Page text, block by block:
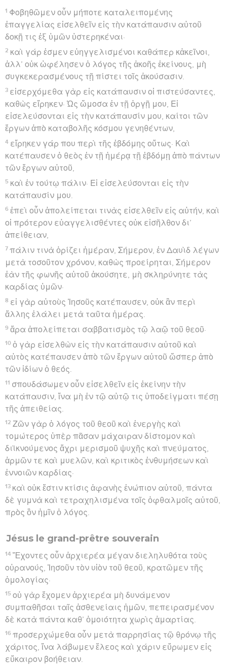
1 Φοβηθῶμεν οὖν μήποτε καταλειπομένης
ἐπαγγελίας εἰσελθεῖν εἰς τὴν κατάπαυσιν αὐτοῦ
δοκῇ τις ἐξ ὑμῶν ὑστερηκέναι·
2 καὶ γάρ ἐσμεν εὐηγγελισμένοι καθάπερ κἀκεῖνοι,
ἀλλ’ οὐκ ὠφέλησεν ὁ λόγος τῆς ἀκοῆς ἐκείνους, μὴ
συγκεκερασμένους τῇ πίστει τοῖς ἀκούσασιν.
3 εἰσερχόμεθα γὰρ εἰς κατάπαυσιν οἱ πιστεύσαντες,
καθὼς εἴρηκεν· Ὡς ὤμοσα ἐν τῇ ὀργῇ μου, Εἰ
εἰσελεύσονται εἰς τὴν κατάπαυσίν μου, καίτοι τῶν
ἔργων ἀπὸ καταβολῆς κόσμου γενηθέντων,
4 εἴρηκεν γάρ που περὶ τῆς ἑβδόμης οὕτως· Καὶ
κατέπαυσεν ὁ θεὸς ἐν τῇ ἡμέρᾳ τῇ ἑβδόμῃ ἀπὸ πάντων
τῶν ἔργων αὐτοῦ,
5 καὶ ἐν τούτῳ πάλιν· Εἰ εἰσελεύσονται εἰς τὴν
κατάπαυσίν μου.
6 ἐπεὶ οὖν ἀπολείπεται τινὰς εἰσελθεῖν εἰς αὐτήν, καὶ
οἱ πρότερον εὐαγγελισθέντες οὐκ εἰσῆλθον δι’
ἀπείθειαν,
7 πάλιν τινὰ ὁρίζει ἡμέραν, Σήμερον, ἐν Δαυὶδ λέγων
μετὰ τοσοῦτον χρόνον, καθὼς προείρηται, Σήμερον
ἐὰν τῆς φωνῆς αὐτοῦ ἀκούσητε, μὴ σκληρύνητε τὰς
καρδίας ὑμῶν·
8 εἰ γὰρ αὐτοὺς Ἰησοῦς κατέπαυσεν, οὐκ ἂν περὶ
ἄλλης ἐλάλει μετὰ ταῦτα ἡμέρας.
9 ἄρα ἀπολείπεται σαββατισμὸς τῷ λαῷ τοῦ θεοῦ·
10 ὁ γὰρ εἰσελθὼν εἰς τὴν κατάπαυσιν αὐτοῦ καὶ
αὐτὸς κατέπαυσεν ἀπὸ τῶν ἔργων αὐτοῦ ὥσπερ ἀπὸ
τῶν ἰδίων ὁ θεός.
11 σπουδάσωμεν οὖν εἰσελθεῖν εἰς ἐκείνην τὴν
κατάπαυσιν, ἵνα μὴ ἐν τῷ αὐτῷ τις ὑποδείγματι πέσῃ
τῆς ἀπειθείας.
12 Ζῶν γὰρ ὁ λόγος τοῦ θεοῦ καὶ ἐνεργὴς καὶ
τομώτερος ὑπὲρ πᾶσαν μάχαιραν δίστομον καὶ
διϊκνούμενος ἄχρι μερισμοῦ ψυχῆς καὶ πνεύματος,
ἁρμῶν τε καὶ μυελῶν, καὶ κριτικὸς ἐνθυμήσεων καὶ
ἐννοιῶν καρδίας·
13 καὶ οὐκ ἔστιν κτίσις ἀφανὴς ἐνώπιον αὐτοῦ, πάντα
δὲ γυμνὰ καὶ τετραχηλισμένα τοῖς ὀφθαλμοῖς αὐτοῦ,
πρὸς ὃν ἡμῖν ὁ λόγος.
Jésus le grand-prêtre souverain
14 Ἔχοντες οὖν ἀρχιερέα μέγαν διεληλυθότα τοὺς
οὐρανούς, Ἰησοῦν τὸν υἱὸν τοῦ θεοῦ, κρατῶμεν τῆς
ὁμολογίας·
15 οὐ γὰρ ἔχομεν ἀρχιερέα μὴ δυνάμενον
συμπαθῆσαι ταῖς ἀσθενείαις ἡμῶν, πεπειρασμένον
δὲ κατὰ πάντα καθ’ ὁμοιότητα χωρὶς ἁμαρτίας.
16 προσερχώμεθα οὖν μετὰ παρρησίας τῷ θρόνῳ τῆς
χάριτος, ἵνα λάβωμεν ἔλεος καὶ χάριν εὕρωμεν εἰς
εὔκαιρον βοήθειαν.